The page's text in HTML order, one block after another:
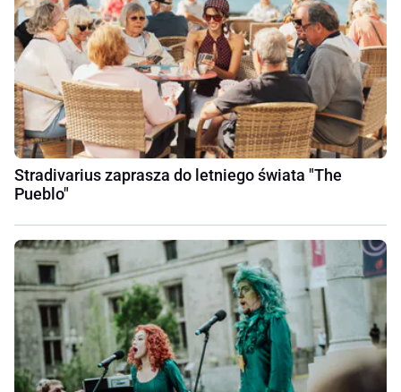
Stradivarius zaprasza do letniego świata "The
Pueblo"